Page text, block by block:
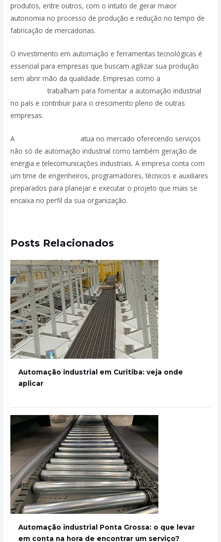
produtos, entre outros, com o intuito de gerar maior
autonomia no processo de produção e redução no tempo de
fabricação de mercadorias.
O investimento em automação e ferramentas tecnológicas é
essencial para empresas que buscam agilizar sua produção
sem abrir mão da qualidade. Empresas como a
trabalham para fomentar a automação industrial
no país e contribuir para o crescimento pleno de outras
empresas.
A
atua no mercado oferecendo serviços
não só de automação industrial como também geração de
energia e telecomunicações industriais. A empresa conta com
um time de engenheiros, programadores, técnicos e auxiliares
preparados para planejar e executar o projeto que mais se
encaixa no perfil da sua organização.
Posts Relacionados
Automação industrial em Curitiba: veja onde
aplicar
Automação industrial Ponta Grossa: o que levar
em conta na hora de encontrar um serviço?